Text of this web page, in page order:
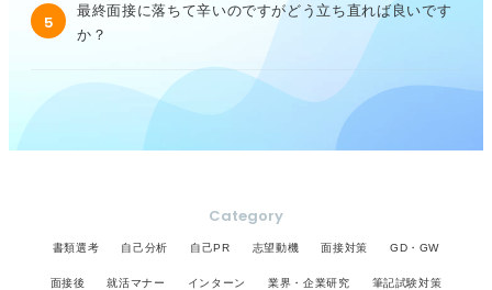
5
最終面接に落ちて辛いのですがどう立ち直れば良いです
か？
Category
書類選考 自己分析 自己PR 志望動機 面接対策 GD・GW
面接後 就活マナー インターン 業界・企業研究 筆記試験対策